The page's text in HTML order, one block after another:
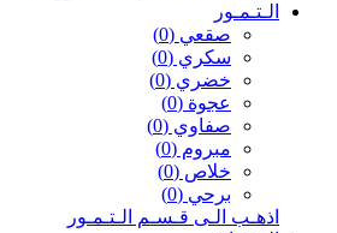
الـتـمـور
صقعي (0)
سكري (0)
خضري (0)
عجوة (0)
صفاوي (0)
مبروم (0)
خلاص (0)
برحي (0)
اذهـب الـى قـسـم الـتـمـور